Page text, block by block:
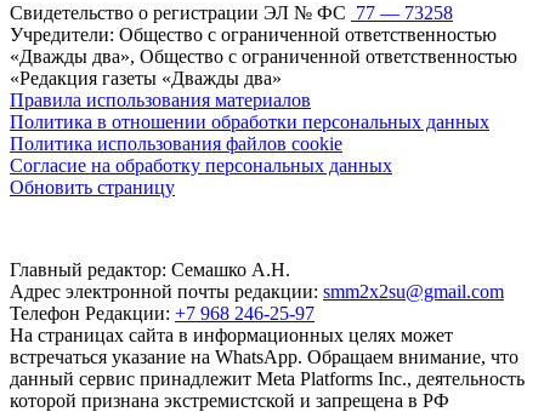
Свидетельство о регистрации ЭЛ № ФС 77 — 73258
Учредители: Общество с ограниченной ответственностью
«Дважды два», Общество с ограниченной ответственностью
«Редакция газеты «Дважды два»
Правила использования материалов
Политика в отношении обработки персональных данных
Политика использования файлов cookie
Согласие на обработку персональных данных
Обновить страницу
Главный редактор: Семашко А.Н.
Адрес электронной почты редакции: smm2x2su@gmail.com
Телефон Редакции: +7 968 246-25-97
На страницах сайта в информационных целях может
встречаться указание на WhatsApp. Обращаем внимание, что
данный сервис принадлежит Meta Platforms Inc., деятельность
которой признана экстремистской и запрещена в РФ